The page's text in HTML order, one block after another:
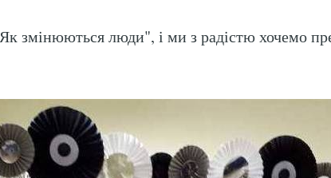
змінюються люди", і ми з радістю хочемо